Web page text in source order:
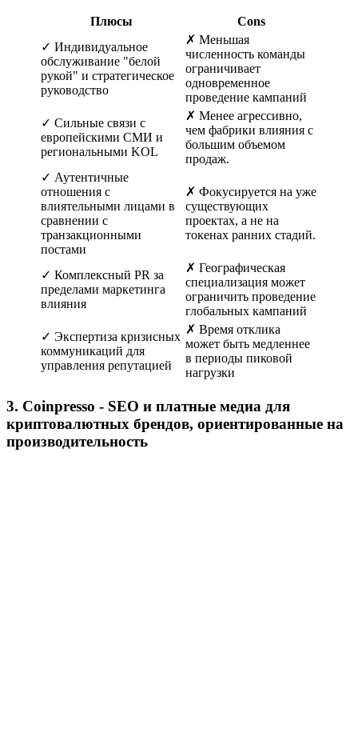
Плюсы
Cons
✓ Индивидуальное
обслуживание "белой
рукой" и стратегическое
руководство
✗ Меньшая
численность команды
ограничивает
одновременное
проведение кампаний
✓ Сильные связи с
европейскими СМИ и
региональными KOL
✗ Менее агрессивно,
чем фабрики влияния с
большим объемом
продаж.
✓ Аутентичные
отношения с
влиятельными лицами в
сравнении с
транзакционными
постами
✗ Фокусируется на уже
существующих
проектах, а не на
токенах ранних стадий.
✓ Комплексный PR за
пределами маркетинга
влияния
✗ Географическая
специализация может
ограничить проведение
глобальных кампаний
✓ Экспертиза кризисных
коммуникаций для
управления репутацией
✗ Время отклика
может быть медленнее
в периоды пиковой
нагрузки
3. Coinpresso - SEO и платные медиа для
криптовалютных брендов, ориентированные на
производительность